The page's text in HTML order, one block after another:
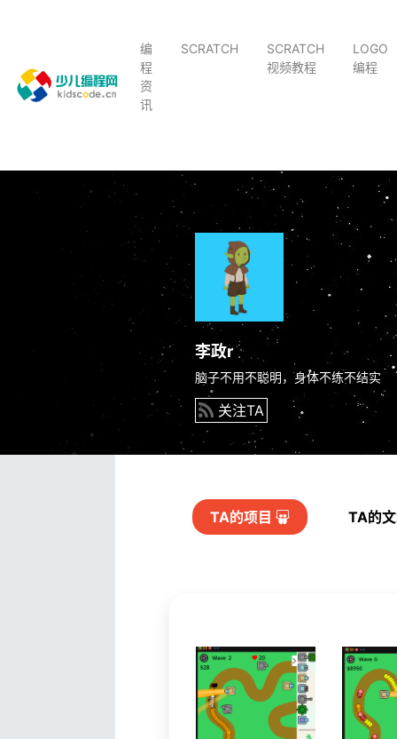
编
程
资
讯
SCRATCH
SCRATCH
视频教程
LOGO
编程
李政r
脑子不用不聪明，身体不练不结实
关注TA
TA的项目 TA的